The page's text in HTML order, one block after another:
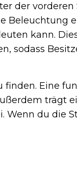
der vorderen
Beleuchtung
kann.
sodass
finden. Eine
trägt
Wenn du die